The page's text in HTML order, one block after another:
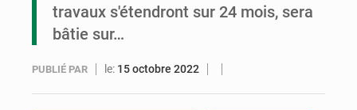
travaux s'étendront sur 24 mois, sera
bâtie sur…
PUBLIÉ PAR le: 15 octobre 2022